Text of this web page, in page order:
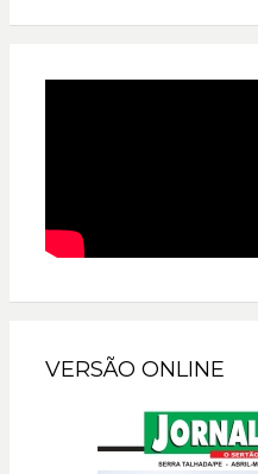
VERSÃO ONLINE